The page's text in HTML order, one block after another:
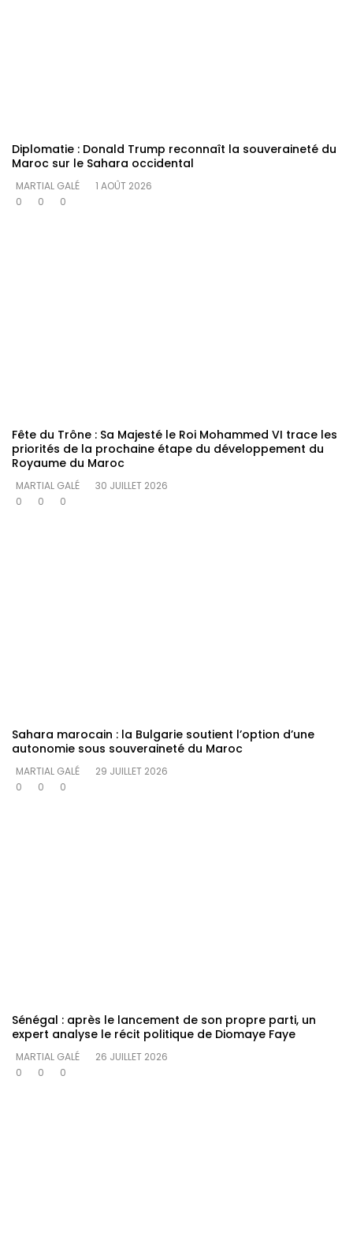
Diplomatie : Donald Trump reconnaît la souveraineté du
Maroc sur le Sahara occidental
MARTIAL GALÉ
1 AOÛT 2026
0
0 0
Fête du Trône : Sa Majesté le Roi Mohammed VI trace les
priorités de la prochaine étape du développement du
Royaume du Maroc
MARTIAL GALÉ
30 JUILLET 2026
0
0 0
Sahara marocain : la Bulgarie soutient l’option d’une
autonomie sous souveraineté du Maroc
MARTIAL GALÉ
29 JUILLET 2026
0
0 0
Sénégal : après le lancement de son propre parti, un
expert analyse le récit politique de Diomaye Faye
MARTIAL GALÉ
26 JUILLET 2026
0
0 0